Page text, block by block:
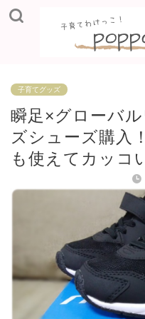
子育てグッズ
瞬足×グローバ
ズシューズ購入
も使えてカッコ